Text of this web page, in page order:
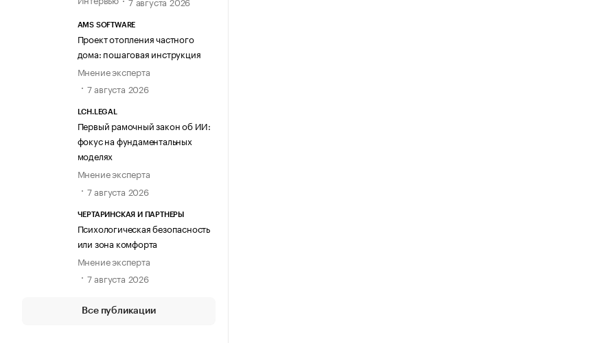
AMS SOFTWARE
Проект отопления частного
дома: пошаговая инструкция
Мнение эксперта
7 августа 2026
LCH.LEGAL
Первый рамочный закон об ИИ:
фокус на фундаментальных
моделях
Мнение эксперта
7 августа 2026
ЧЕРТАРИНСКАЯ И ПАРТНЕРЫ
Психологическая безопасность
или зона комфорта
Мнение эксперта
7 августа 2026
Все публикации